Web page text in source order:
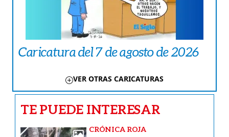
Caricatura del 7 de agosto de 2026
VER OTRAS CARICATURAS
TE PUEDE INTERESAR
CRÓNICA ROJA